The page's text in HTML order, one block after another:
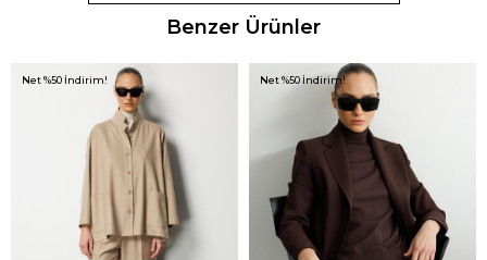
Benzer Ürünler
Net %50 İndirim! Net %50 İndirim!